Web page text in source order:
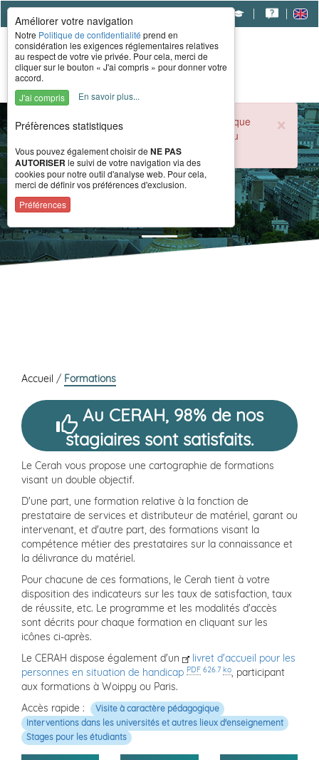
×
Durant la période estivale, l'accueil téléphonique
du CERAH est ouvert de 8h à 16h du lundi au
vendredi.
Accueil / Formations
Au CERAH, 98% de nos
stagiaires sont satisfaits.
Le Cerah vous propose une cartographie de formations
visant un double objectif.
D'une part, une formation relative à la fonction de
prestataire de services et distributeur de matériel, garant ou
intervenant, et d'autre part, des formations visant la
compétence métier des prestataires sur la connaissance et
la délivrance du matériel.
Pour chacune de ces formations, le Cerah tient à votre
disposition des indicateurs sur les taux de satisfaction, taux
de réussite, etc. Le programme et les modalités d'accès
sont décrits pour chaque formation en cliquant sur les
icônes ci-après.
Le CERAH dispose également d'un
livret d'accueil pour les
personnes en situation de handicap PDF 626.7 ko, participant
aux formations à Woippy ou Paris.
Accès rapide :
Visite à caractère pédagogique
Interventions dans les universités et autres lieux d'enseignement
Stages pour les étudiants
Améliorer votre navigation
Notre Politique de confidentialité prend en
considération les exigences réglementaires relatives
au respect de votre vie privée. Pour cela, merci de
cliquer sur le bouton « J'ai compris » pour donner votre
accord.
J'ai compris
En savoir plus...
Préfèrences statistiques
Vous pouvez également choisir de NE PAS
AUTORISER le suivi de votre navigation via des
cookies pour notre outil d'analyse web. Pour cela,
merci de définir vos préférences d'exclusion.
Préférences